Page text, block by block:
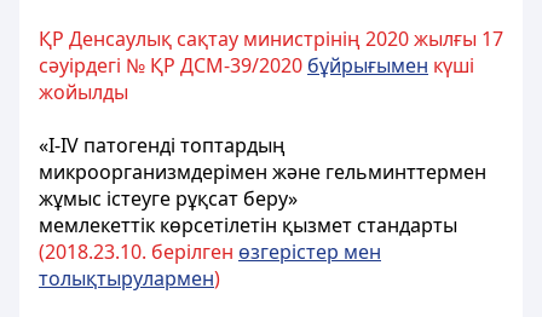
ҚР Денсаулық сақтау министрінің 2020 жылғы 17
сәуірдегі № ҚР ДСМ-39/2020 бұйрығымен күші
жойылды
«І-ІV патогенді топтардың
микроорганизмдерімен және гельминттермен
жұмыс істеуге рұқсат беру»
мемлекеттік көрсетілетін қызмет стандарты
(2018.23.10. берілген өзгерістер мен
толықтырулармен)